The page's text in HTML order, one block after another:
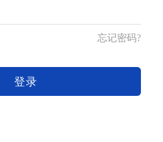
忘记密码?
登录